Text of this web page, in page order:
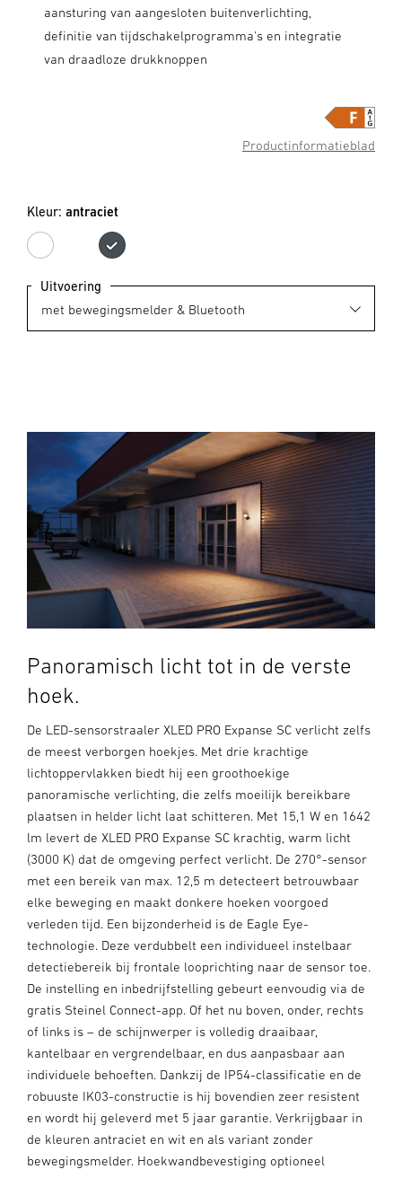
aansturing van aangesloten buitenverlichting,
definitie van tijdschakelprogramma's en integratie
van draadloze drukknoppen
Productinformatieblad
Kleur: antraciet
wit antraciet
Uitvoering
Panoramisch licht tot in de verste
hoek.
De LED-sensorstraaler XLED PRO Expanse SC verlicht zelfs
de meest verborgen hoekjes. Met drie krachtige
lichtoppervlakken biedt hij een groothoekige
panoramische verlichting, die zelfs moeilijk bereikbare
plaatsen in helder licht laat schitteren. Met 15,1 W en 1642
lm levert de XLED PRO Expanse SC krachtig, warm licht
(3000 K) dat de omgeving perfect verlicht. De 270°-sensor
met een bereik van max. 12,5 m detecteert betrouwbaar
elke beweging en maakt donkere hoeken voorgoed
verleden tijd. Een bijzonderheid is de Eagle Eye-
technologie. Deze verdubbelt een individueel instelbaar
detectiebereik bij frontale looprichting naar de sensor toe.
De instelling en inbedrijfstelling gebeurt eenvoudig via de
gratis Steinel Connect-app. Of het nu boven, onder, rechts
of links is – de schijnwerper is volledig draaibaar,
kantelbaar en vergrendelbaar, en dus aanpasbaar aan
individuele behoeften. Dankzij de IP54-classificatie en de
robuuste IK03-constructie is hij bovendien zeer resistent
en wordt hij geleverd met 5 jaar garantie. Verkrijgbaar in
de kleuren antraciet en wit en als variant zonder
bewegingsmelder. Hoekwandbevestiging optioneel